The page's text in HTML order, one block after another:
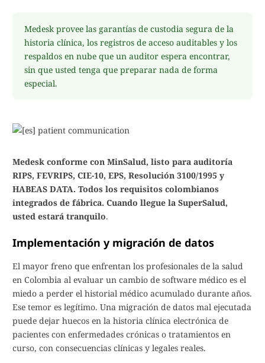
Medesk provee las garantías de custodia segura de la
historia clínica, los registros de acceso auditables y los
respaldos en nube que un auditor espera encontrar,
sin que usted tenga que preparar nada de forma
especial.
Medesk conforme con MinSalud, listo para auditoría
RIPS, FEVRIPS, CIE-10, EPS, Resolución 3100/1995 y
HABEAS DATA. Todos los requisitos colombianos
integrados de fábrica. Cuando llegue la SuperSalud,
usted estará tranquilo.
Implementación y migración de datos
El mayor freno que enfrentan los profesionales de la salud
en Colombia al evaluar un cambio de software médico es el
miedo a perder el historial médico acumulado durante años.
Ese temor es legítimo. Una migración de datos mal ejecutada
puede dejar huecos en la historia clínica electrónica de
pacientes con enfermedades crónicas o tratamientos en
curso, con consecuencias clínicas y legales reales.